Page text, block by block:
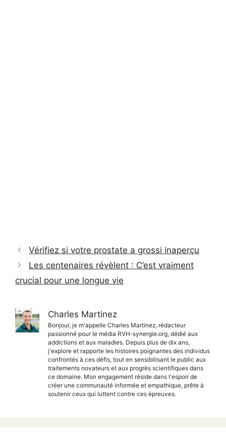
Vérifiez si votre prostate a grossi inaperçu
Les centenaires révèlent : C’est vraiment
crucial pour une longue vie
Charles Martinez
Bonjour, je m'appelle Charles Martinez, rédacteur
passionné pour le média RVH-synergie.org, dédié aux
addictions et aux maladies. Depuis plus de dix ans,
j'explore et rapporte les histoires poignantes des individus
confrontés à ces défis, tout en sensibilisant le public aux
traitements novateurs et aux progrès scientifiques dans
ce domaine. Mon engagement réside dans l'espoir de
créer une communauté informée et empathique, prête à
soutenir ceux qui luttent contre ces épreuves.